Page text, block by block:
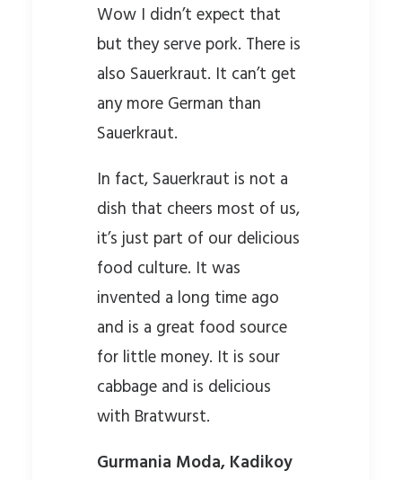
Wow I didn’t expect that
but they serve pork. There is
also Sauerkraut. It can’t get
any more German than
Sauerkraut.
In fact, Sauerkraut is not a
dish that cheers most of us,
it’s just part of our delicious
food culture. It was
invented a long time ago
and is a great food source
for little money. It is sour
cabbage and is delicious
with Bratwurst.
Gurmania Moda, Kadikoy